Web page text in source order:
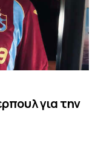
για την